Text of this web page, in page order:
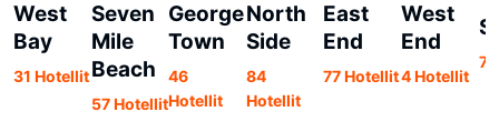
West
Bay
31 Hotellit
Seven
Mile
Beach
57 Hotellit
George
Town
46
Hotellit
North
Side
84
Hotellit
East
End
77 Hotellit
West
End
4 Hotellit